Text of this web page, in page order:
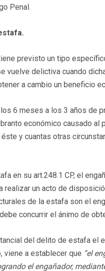
Penal.
previsto un tipo
vuelve delictiva cuando
a cambio un beneficio
6 meses a los 3 años de
económico causado al
y cuantas otras
en su art.248.1 CP, el
realizar un acto de
de la estafa son el
concurrir el ánimo de
del delito de estafa el
viene a establecer que “el
el engañador,